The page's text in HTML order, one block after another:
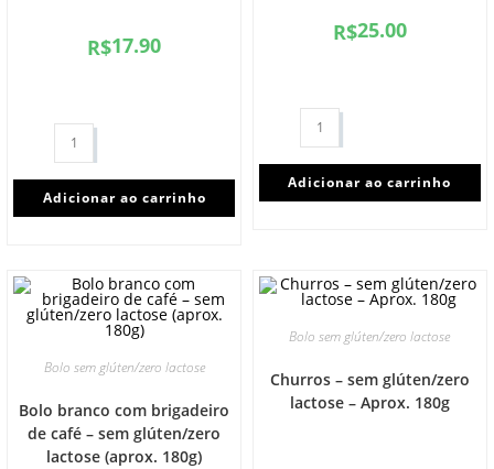
R$17.90
Adicionar ao carrinho
R$25.00
Adicionar ao carrinho
Bolo sem glúten/zero lactose
Bolo branco com brigadeiro
de café – sem glúten/zero
lactose (aprox. 180g)
Bolo sem glúten/zero lactose
Churros – sem glúten/zero
lactose – Aprox. 180g